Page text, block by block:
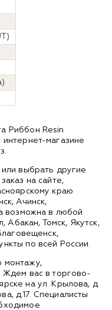
Риббон Resin
магазине
выбрать другие
на сайте,
краю
Ачинск,
возможна в любой
Абакан, Томск, Якутск,
по всей России.
монтажу,
Ждем вас в торгово-
на ул. Крылова, д.
д.17. Специалисты